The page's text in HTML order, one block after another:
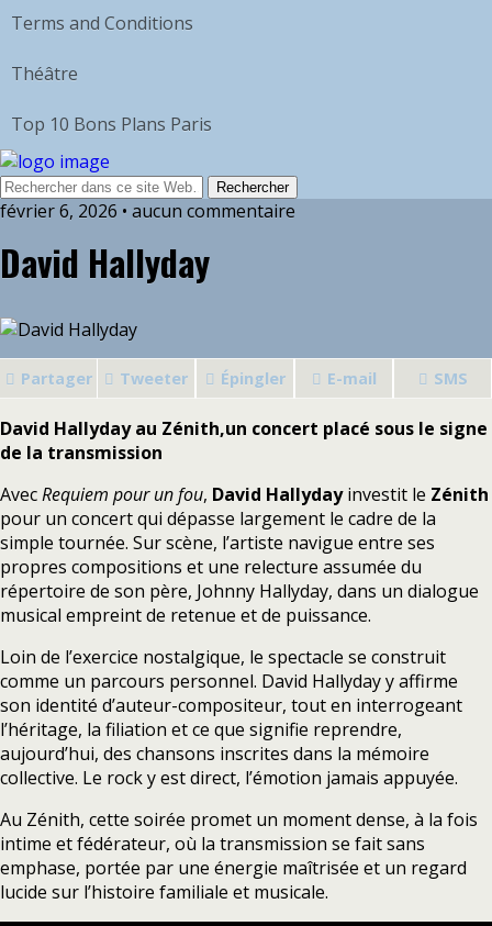
Terms and Conditions
Théâtre
Top 10 Bons Plans Paris
février 6, 2026 • aucun commentaire
David Hallyday
Partager Tweeter Épingler E-mail SMS
David Hallyday au Zénith,un concert placé sous le signe
de la transmission
AvecRequiem pour un fou, David Hallydayinvestit le Zénith
pour un concert qui dépasse largement le cadre de la
simple tournée. Sur scène, l’artiste navigue entre ses
propres compositions et une relecture assumée du
répertoire de son père, Johnny Hallyday, dans un dialogue
musical empreint de retenue et de puissance.
Loin de l’exercice nostalgique, le spectacle se construit
comme un parcours personnel. David Hallyday y affirme
son identité d’auteur-compositeur, tout en interrogeant
l’héritage, la filiation et ce que signifie reprendre,
aujourd’hui, des chansons inscrites dans la mémoire
collective. Le rock y est direct, l’émotion jamais appuyée.
Au Zénith, cette soirée promet un moment dense, à la fois
intime et fédérateur, où la transmission se fait sans
emphase, portée par une énergie maîtrisée et un regard
lucide sur l’histoire familiale et musicale.